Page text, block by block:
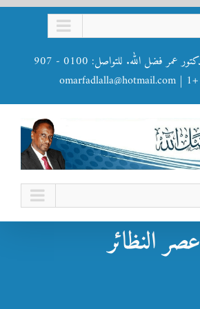
الموقع الرسمي للدكتور عمر فضل الله. للتواصل: 0100 - 907
|
omarfadlalla@hotmail.com
عصر النظائر